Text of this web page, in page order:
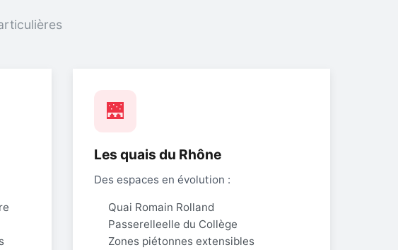
🌉
Les quais du Rhône
Des espaces en évolution :
Quai Romain Rolland
Passerelleelle du Collège
Zones piétonnes extensibles